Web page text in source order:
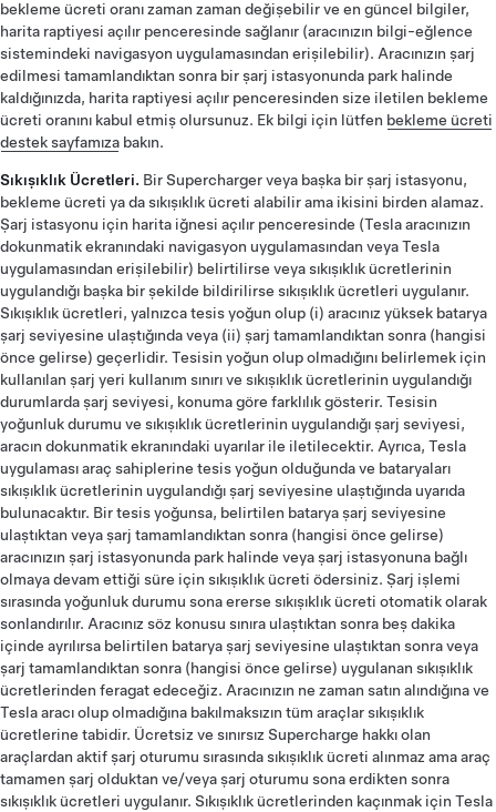
bekleme ücreti oranı zaman zaman değişebilir ve en güncel bilgiler,
harita raptiyesi açılır penceresinde sağlanır (aracınızın bilgi-eğlence
sistemindeki navigasyon uygulamasından erişilebilir). Aracınızın şarj
edilmesi tamamlandıktan sonra bir şarj istasyonunda park halinde
kaldığınızda, harita raptiyesi açılır penceresinden size iletilen bekleme
ücreti oranını kabul etmiş olursunuz. Ek bilgi için lütfen bekleme ücreti
destek sayfamıza bakın.
Sıkışıklık Ücretleri. Bir Supercharger veya başka bir şarj istasyonu,
bekleme ücreti ya da sıkışıklık ücreti alabilir ama ikisini birden alamaz.
Şarj istasyonu için harita iğnesi açılır penceresinde (Tesla aracınızın
dokunmatik ekranındaki navigasyon uygulamasından veya Tesla
uygulamasından erişilebilir) belirtilirse veya sıkışıklık ücretlerinin
uygulandığı başka bir şekilde bildirilirse sıkışıklık ücretleri uygulanır.
Sıkışıklık ücretleri, yalnızca tesis yoğun olup (i) aracınız yüksek batarya
şarj seviyesine ulaştığında veya (ii) şarj tamamlandıktan sonra (hangisi
önce gelirse) geçerlidir. Tesisin yoğun olup olmadığını belirlemek için
kullanılan şarj yeri kullanım sınırı ve sıkışıklık ücretlerinin uygulandığı
durumlarda şarj seviyesi, konuma göre farklılık gösterir. Tesisin
yoğunluk durumu ve sıkışıklık ücretlerinin uygulandığı şarj seviyesi,
aracın dokunmatik ekranındaki uyarılar ile iletilecektir. Ayrıca, Tesla
uygulaması araç sahiplerine tesis yoğun olduğunda ve bataryaları
sıkışıklık ücretlerinin uygulandığı şarj seviyesine ulaştığında uyarıda
bulunacaktır. Bir tesis yoğunsa, belirtilen batarya şarj seviyesine
ulaştıktan veya şarj tamamlandıktan sonra (hangisi önce gelirse)
aracınızın şarj istasyonunda park halinde veya şarj istasyonuna bağlı
olmaya devam ettiği süre için sıkışıklık ücreti ödersiniz. Şarj işlemi
sırasında yoğunluk durumu sona ererse sıkışıklık ücreti otomatik olarak
sonlandırılır. Aracınız söz konusu sınıra ulaştıktan sonra beş dakika
içinde ayrılırsa belirtilen batarya şarj seviyesine ulaştıktan sonra veya
şarj tamamlandıktan sonra (hangisi önce gelirse) uygulanan sıkışıklık
ücretlerinden feragat edeceğiz. Aracınızın ne zaman satın alındığına ve
Tesla aracı olup olmadığına bakılmaksızın tüm araçlar sıkışıklık
ücretlerine tabidir. Ücretsiz ve sınırsız Supercharge hakkı olan
araçlardan aktif şarj oturumu sırasında sıkışıklık ücreti alınmaz ama araç
tamamen şarj olduktan ve/veya şarj oturumu sona erdikten sonra
sıkışıklık ücretleri uygulanır. Sıkışıklık ücretlerinden kaçınmak için Tesla